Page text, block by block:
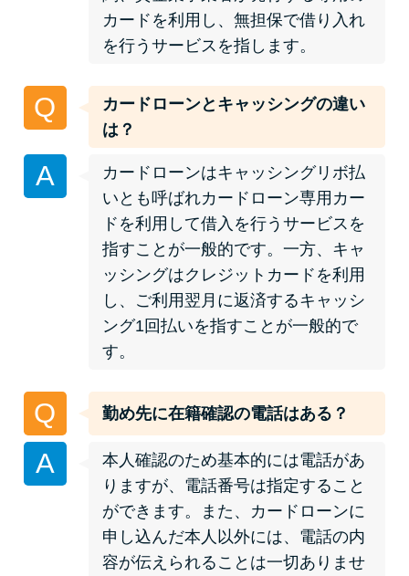
損！
得した話
ードローン
特集ページ一覧
種類や特徴で探す
銀行カードローンを選ぶべき4つ
無利息期間を利用して利息0円で
お金を借りる3つのポイント
種類・特徴別一覧
その他コラム
カードを利用し、無担保で借り入れ
を行うサービスを指します。
Q
カードローンとキャッシングの違い
は？
A
カードローンはキャッシングリボ払
いとも呼ばれカードローン専用カー
ドを利用して借入を行うサービスを
指すことが一般的です。一方、キャ
ッシングはクレジットカードを利用
し、ご利用翌月に返済するキャッシ
ング1回払いを指すことが一般的で
す。
Q 勤め先に在籍確認の電話はある？
A
本人確認のため基本的には電話があ
りますが、電話番号は指定すること
ができます。また、カードローンに
申し込んだ本人以外には、電話の内
容が伝えられることは一切ありませ